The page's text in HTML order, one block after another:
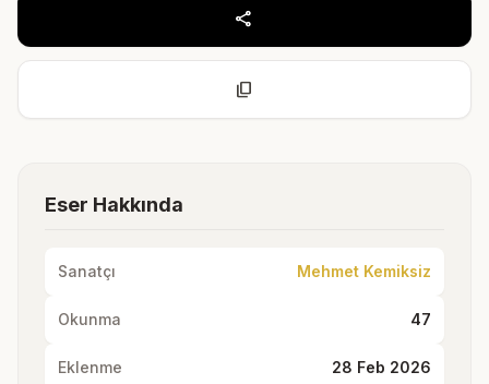
share
content_copy
Eser Hakkında
Sanatçı Mehmet Kemiksiz
Okunma 47
Eklenme 28 Feb 2026